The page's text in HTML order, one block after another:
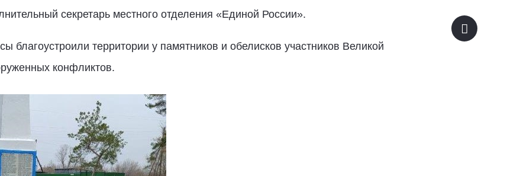
секретарь местного отделения «Единой России».
благоустроили территории у памятников и обелисков участников Великой
конфликтов.